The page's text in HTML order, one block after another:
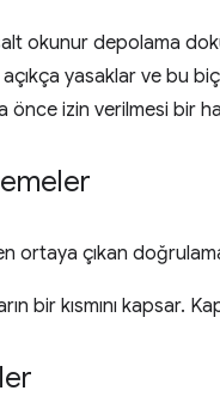
okunur depolama
yasaklar ve bu
önce izin verilmesi bir
ortaya çıkan
bir kısmını kapsar.